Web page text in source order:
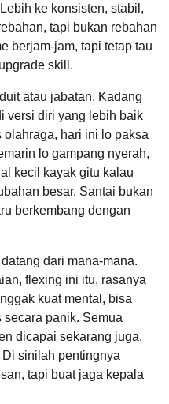
ke konsisten, stabil,
tapi bukan rebahan
berjam-jam, tapi tetap tau
skill.
atau jabatan. Kadang
versi diri yang lebih baik
hari ini lo paksa
lo gampang nyerah,
kecil kayak gitu kalau
besar. Santai bukan
berkembang dengan
dari mana-mana.
flexing ini itu, rasanya
kuat mental, bisa
panik. Semua
dicapai sekarang juga.
sinilah pentingnya
tapi buat jaga kepala